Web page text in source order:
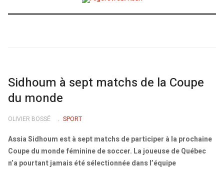
Sidhoum à sept matchs de la Coupe
du monde
OLIVIER BOSSÉ SPORT
Assia Sidhoum est à sept matchs de participer à la prochaine
Coupe du monde féminine de soccer. La joueuse de Québec
n’a pourtant jamais été sélectionnée dans l’équipe